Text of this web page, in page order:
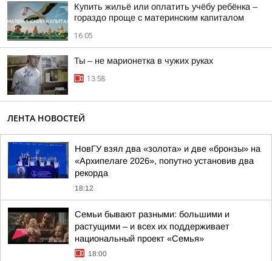
Купить жильё или оплатить учёбу ребёнка –
гораздо проще с материнским капиталом
16:05
Ты – не марионетка в чужих руках
13:58
ЛЕНТА НОВОСТЕЙ
НовГУ взял два «золота» и две «бронзы» на
«Архипелаге 2026», попутно установив два
рекорда
18:12
Семьи бывают разными: большими и
растущими – и всех их поддерживает
национальный проект «Семья»
18:00